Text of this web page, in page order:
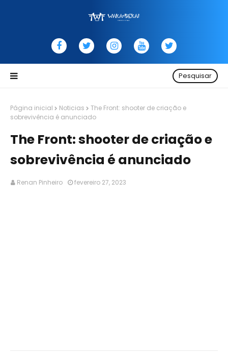
Pesquisar
Página inicial Noticias
The Front: shooter de criação e
sobrevivência é anunciado
The Front: shooter de criação e
sobrevivência é anunciado
Renan Pinheiro fevereiro 27, 2023